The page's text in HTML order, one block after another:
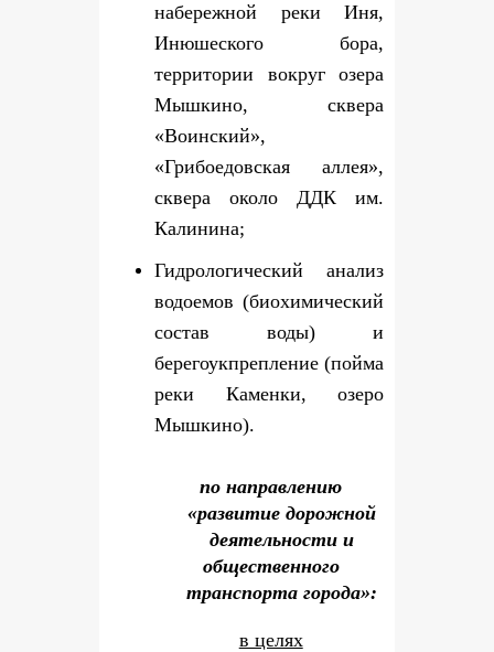
набережной реки Иня,
Инюшеского бора,
территории вокруг озера
Мышкино, сквера
«Воинский»,
«Грибоедовская аллея»,
сквера около ДДК им.
Калинина;
Гидрологический анализ
водоемов (биохимический
состав воды) и
берегоукпрепление (пойма
реки Каменки, озеро
Мышкино).
по направлению
«развитие дорожной
деятельности и
общественного
транспорта города»:
в целях